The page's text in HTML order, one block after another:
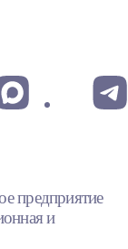
предприятие
и